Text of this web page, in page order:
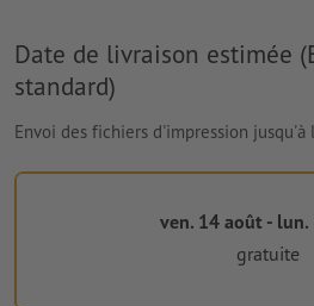
Date de livraison estimée
standard)
Envoi des fichiers d'impression jusqu'à
ven. 14 août - lun.
gratuite